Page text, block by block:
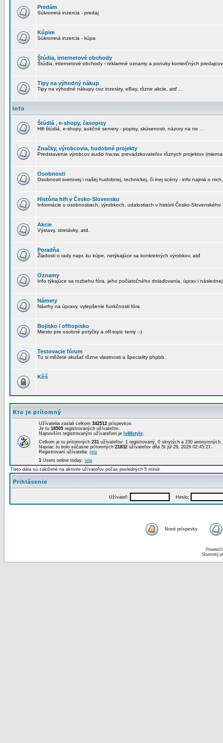
Predám
Súkromná inzercia - predaj
Kúpim
Súkromná inzercia - kúpa
Štúdia, internetové obchody
Štúdia, internetové obchody - reklamné oznamy a ponuky komerčných predajcov
Tipy na výhodný nákup
Tipy na výhodné nákupy cez inzeráty, eBay, rôzne akcie, atď ...
Info
Štúdiá , e-shopy, časopisy
Hifi štúdiá, e-shopy, aukčné servery - popisy, skúsenosti, názory na ne ...
Značky, výrobcovia, hudobné projekty
Predstavenie výrobcov audio hw,sw, prevadzkovateľov rôznych projektov
Osobnosti
Osobnosti svetovej i našej hudobnej, technickej, či inej scény - info najmä o
História hifi v Česko-Slovensku
Informácie o osobnostiach, výrobkoch, udalostiach v histórii Česko-Slovenského
Akcie
Výstavy, stretávky, atd.
Poradňa
Žiadosti o rady napr. ku kúpe, netýkajúce sa konkretných výrobkov, atď
Oznamy
Info týkajúce sa rozbehu fóra, jeho počiatočného dolaďovania, úprav i
Námety
Návrhy na úpravy, vylepšenie funkčnosti fóra
Bojisko / offtopisko
Miesto pre osobné potyčky a off-topic temy :-)
Testovacie fórum
Tu si môžete skušať rôzne vlastnosti a špeciality phpbb.
Kôš
Kto je prítomný
Užívatelia zaslali celkom 342512 príspevkov.
Je tu 18505 registrovaných užívateľov.
Najnovším registrovaným užívateľom je lv88style.
Celkom je tu prítomných 231 užívateľov: 1 registrovaný, 0 skrytých a 230
Najviac tu bolo súčasne prítomných 21832 užívateľov dňa St júl 29, 2026 02:45:27.
Registrovaní užívatelia: tela
1 Users online today: tela
Tieto dáta sú založené na aktivite užívateľov počas posledných 5 minút.
Prihlásenie
Užívateľ: Heslo:
Nové príspevky
Powered
Slovenský